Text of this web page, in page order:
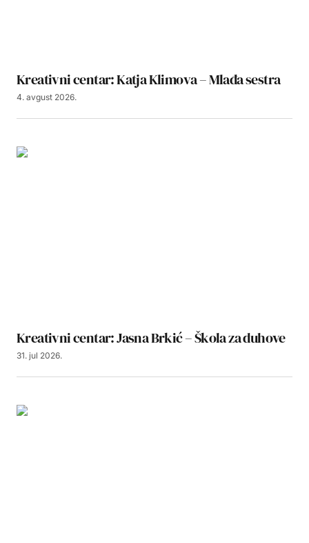
Kreativni centar: Katja Klimova – Mlađa sestra
4. avgust 2026.
Kreativni centar: Jasna Brkić – Škola za duhove
31. jul 2026.